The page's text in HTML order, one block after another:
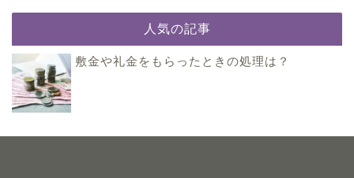
人気の記事
敷金や礼金をもらったときの処理は？